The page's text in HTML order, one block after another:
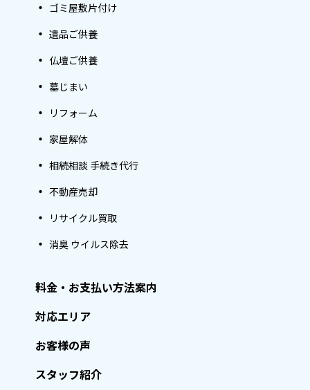
ゴミ屋敷片付け
遺品ご供養
仏壇ご供養
墓じまい
リフォーム
家屋解体
相続相談 手続き代行
不動産売却
リサイクル買取
消臭 ウイルス除去
料金・お支払い方法案内
対応エリア
お客様の声
スタッフ紹介